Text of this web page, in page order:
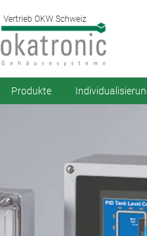
Vertrieb OKW Schweiz
Produkte